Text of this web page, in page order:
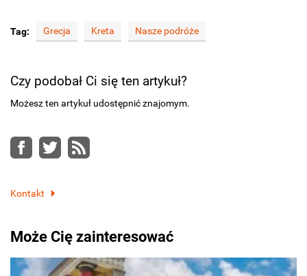
Tag: Grecja Kreta Nasze podróże
Czy podobał Ci się ten artykuł?
Możesz ten artykuł udostępnić znajomym.
Facebook
Twitter
RSS
Kontakt
Może Cię zainteresować